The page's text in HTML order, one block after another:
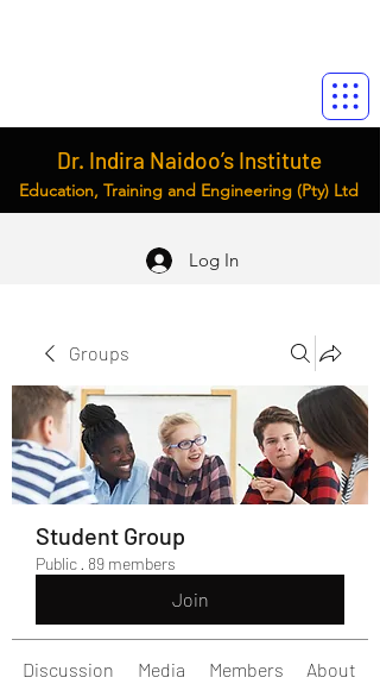
Dr. Indira Naidoo’s Institute
Education, Training and Engineering (Pty) Ltd
Log In
Groups
Student Group
Public · 89 members
Join
Discussion Media Members About